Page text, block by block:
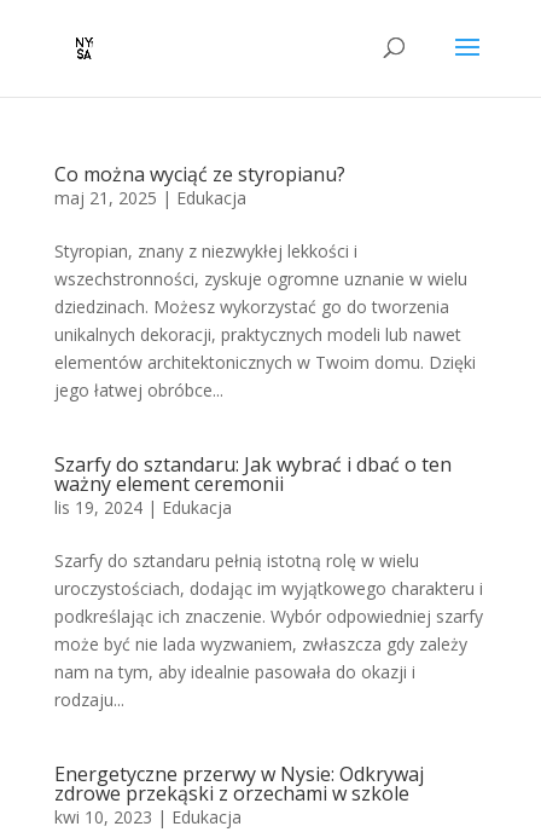
Co można wyciąć ze styropianu?
maj 21, 2025 | Edukacja
Styropian, znany z niezwykłej lekkości i
wszechstronności, zyskuje ogromne uznanie w wielu
dziedzinach. Możesz wykorzystać go do tworzenia
unikalnych dekoracji, praktycznych modeli lub nawet
elementów architektonicznych w Twoim domu. Dzięki
jego łatwej obróbce...
Szarfy do sztandaru: Jak wybrać i dbać o ten
ważny element ceremonii
lis 19, 2024| Edukacja
Szarfy do sztandaru pełnią istotną rolę w wielu
uroczystościach, dodając im wyjątkowego charakteru i
podkreślając ich znaczenie. Wybór odpowiedniej szarfy
może być nie lada wyzwaniem, zwłaszcza gdy zależy
nam na tym, aby idealnie pasowała do okazji i
rodzaju...
Energetyczne przerwy w Nysie: Odkrywaj
zdrowe przekąski z orzechami w szkole
kwi 10, 2023 | Edukacja